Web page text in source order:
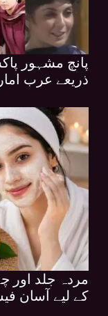
پانچ مشہور
ذریعے عرب
مردہ جلد اور
کے لیے آسان